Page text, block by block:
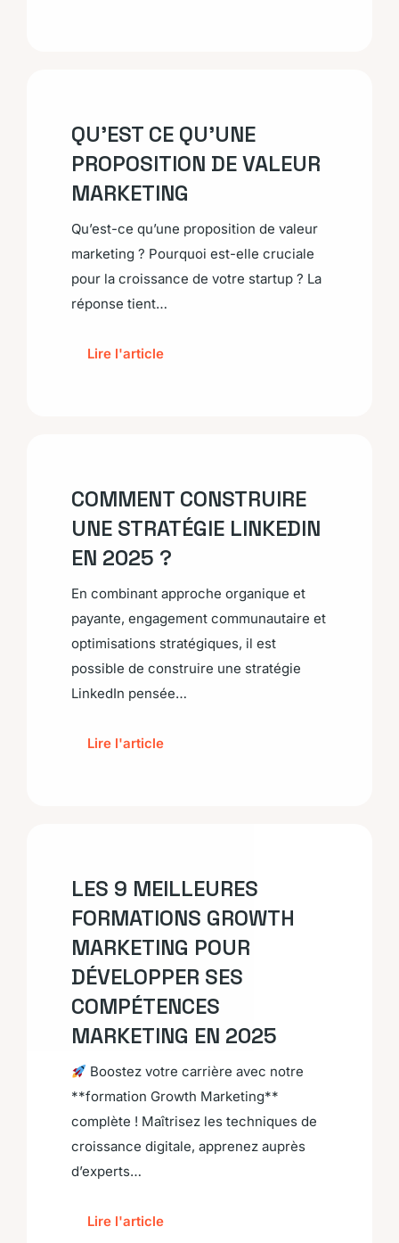
QU’EST CE QU’UNE
PROPOSITION DE VALEUR
MARKETING
Qu’est-ce qu’une proposition de valeur
marketing ? Pourquoi est-elle cruciale
pour la croissance de votre startup ? La
réponse tient…
Lire l'article
COMMENT CONSTRUIRE
UNE STRATÉGIE LINKEDIN
EN 2025 ?
En combinant approche organique et
payante, engagement communautaire et
optimisations stratégiques, il est
possible de construire une stratégie
LinkedIn pensée…
Lire l'article
LES 9 MEILLEURES
FORMATIONS GROWTH
MARKETING POUR
DÉVELOPPER SES
COMPÉTENCES
MARKETING EN 2025
Boostez votre carrière avec notre
**formation Growth Marketing**
complète ! Maîtrisez les techniques de
croissance digitale, apprenez auprès
d’experts…
Lire l'article